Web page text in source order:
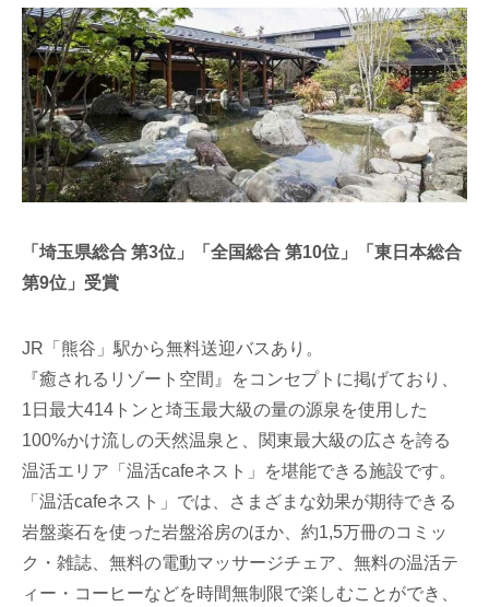
「埼玉県総合 第3位」「全国総合 第10位」「東日本総合
第9位」受賞
JR「熊谷」駅から無料送迎バスあり。
『癒されるリゾート空間』をコンセプトに掲げており、
1日最大414トンと埼玉最大級の量の源泉を使用した
100%かけ流しの天然温泉と、関東最大級の広さを誇る
温活エリア「温活cafeネスト」を堪能できる施設です。
「温活cafeネスト」では、さまざまな効果が期待できる
岩盤薬石を使った岩盤浴房のほか、約1,5万冊のコミッ
ク・雑誌、無料の電動マッサージチェア、無料の温活テ
ィー・コーヒーなどを時間無制限で楽しむことができ、